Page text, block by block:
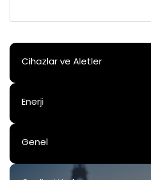
Cihazlar ve Aletler
Enerji
Genel